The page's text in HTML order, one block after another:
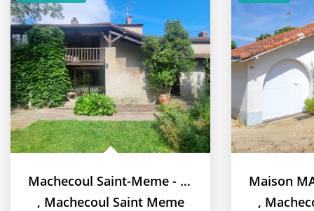
Machecoul Saint-Meme - Maison 4 chambres + mezzanine - coup...
, Machecoul Saint Meme ,